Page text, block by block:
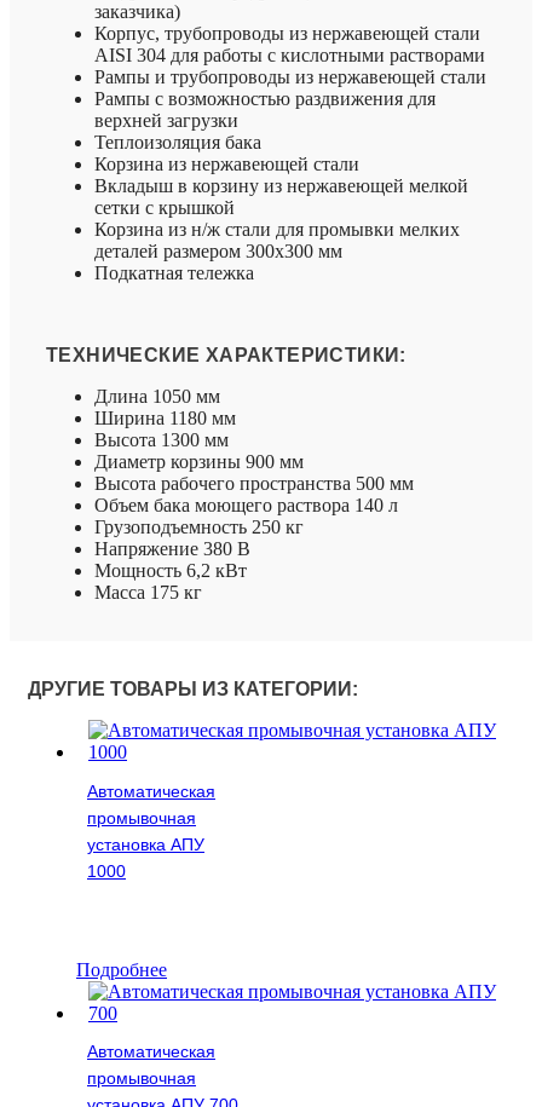
заказчика)
Корпус, трубопроводы из нержавеющей стали
AISI 304 для работы с кислотными растворами
Рампы и трубопроводы из нержавеющей стали
Рампы с возможностью раздвижения для
верхней загрузки
Теплоизоляция бака
Корзина из нержавеющей стали
Вкладыш в корзину из нержавеющей мелкой
сетки с крышкой
Корзина из н/ж стали для промывки мелких
деталей размером 300х300 мм
Подкатная тележка
ТЕХНИЧЕСКИЕ ХАРАКТЕРИСТИКИ:
Длина 1050 мм
Ширина 1180 мм
Высота 1300 мм
Диаметр корзины 900 мм
Высота рабочего пространства 500 мм
Объем бака моющего раствора 140 л
Грузоподъемность 250 кг
Напряжение 380 В
Мощность 6,2 кВт
Масса 175 кг
ДРУГИЕ ТОВАРЫ ИЗ КАТЕГОРИИ:
Автоматическая
промывочная
установка АПУ
1000
Подробнее
Автоматическая
промывочная